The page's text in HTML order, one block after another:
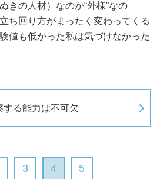
きの人材）なのか“外様”なの
回り方がまったく変わってくる
値も低かった私は気づけなかった
する能力は不可欠
3 4 5